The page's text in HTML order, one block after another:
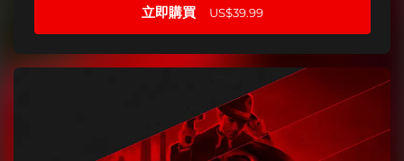
立即購買 US$39.99